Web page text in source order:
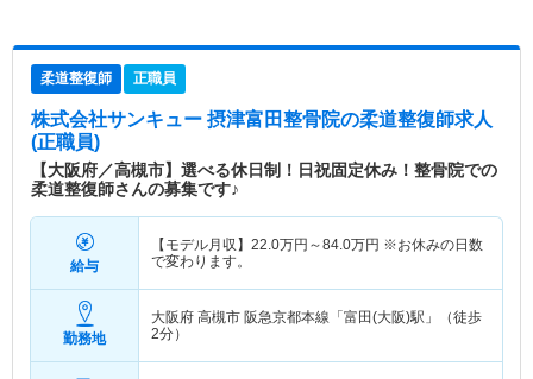
柔道整復師 正職員
株式会社サンキュー 摂津富田整骨院の柔道整復師求人
(正職員)
【大阪府／高槻市】選べる休日制！日祝固定休み！整骨院での
柔道整復師さんの募集です♪
給与
【モデル月収】 22.0万円～84.0万円 ※お休みの日数
で変わります。
勤務地
大阪府 高槻市 阪急京都本線「富田(大阪)駅」（徒歩
2分）